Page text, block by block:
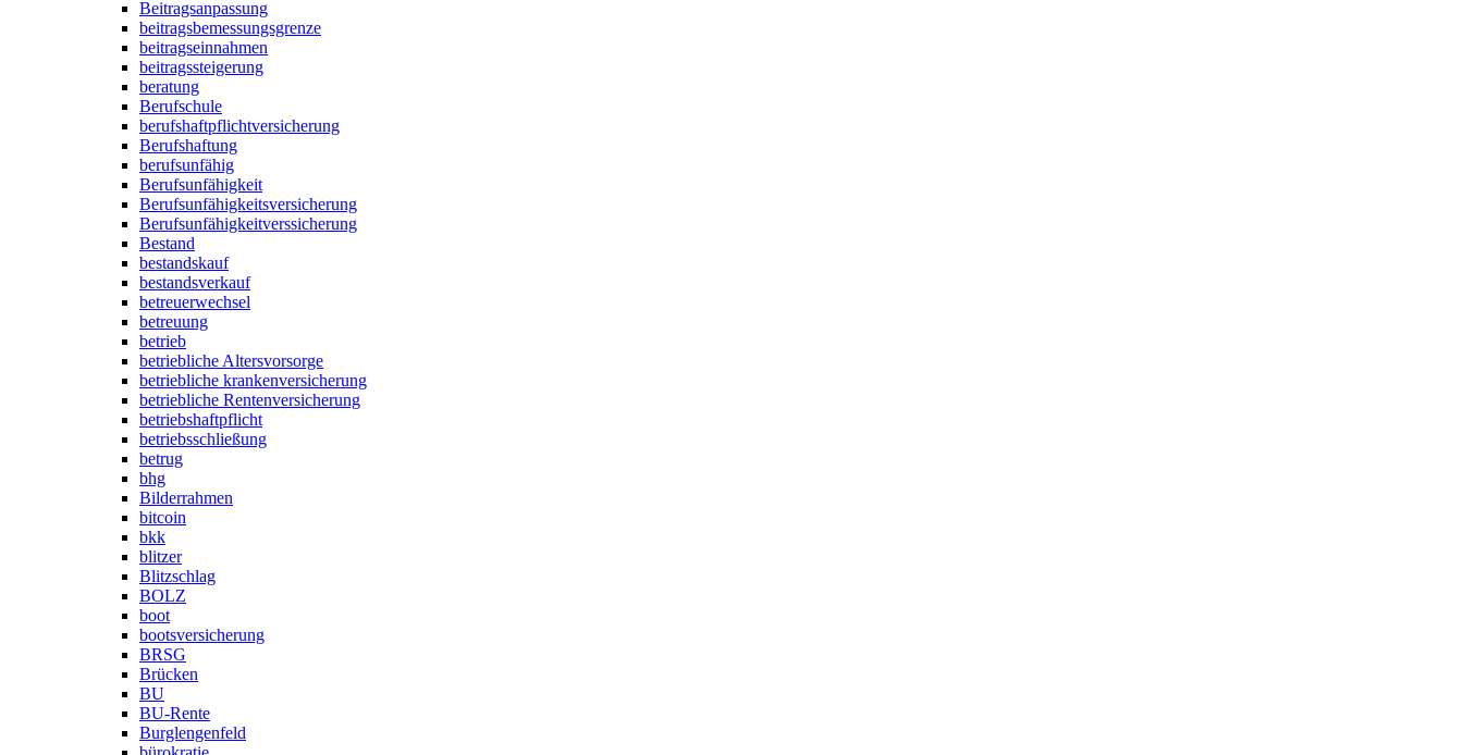
Beitragsanpassung
beitragsbemessungsgrenze
beitragseinnahmen
beitragssteigerung
beratung
Berufschule
berufshaftpflichtversicherung
Berufshaftung
berufsunfähig
Berufsunfähigkeit
Berufsunfähigkeitsversicherung
Berufsunfähigkeitverssicherung
Bestand
bestandskauf
bestandsverkauf
betreuerwechsel
betreuung
betrieb
betriebliche Altersvorsorge
betriebliche krankenversicherung
betriebliche Rentenversicherung
betriebshaftpflicht
betriebsschließung
betrug
bhg
Bilderrahmen
bitcoin
bkk
blitzer
Blitzschlag
BOLZ
boot
bootsversicherung
BRSG
Brücken
BU
BU-Rente
Burglengenfeld